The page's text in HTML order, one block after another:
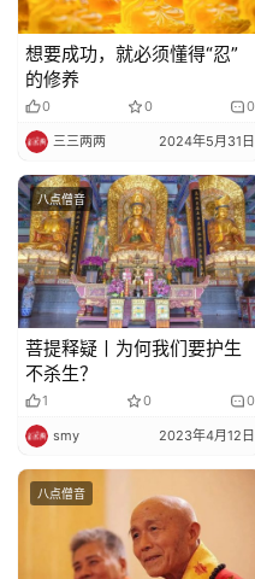
想要成功，就必须懂得“忍”
的修养
0 0 0
三三两两 2024年5月31日
八点僧音
菩提释疑丨为何我们要护生
不杀生？
1 0 0
smy 2023年4月12日
八点僧音